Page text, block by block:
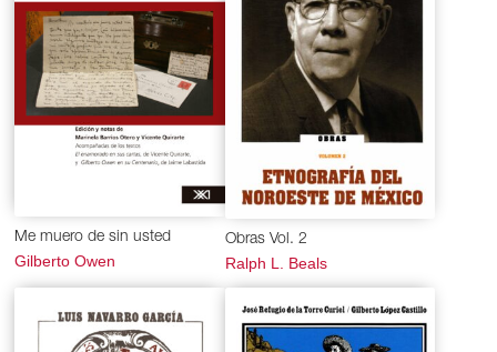
Me muero de sin usted
Gilberto Owen
Obras Vol. 2
Ralph L. Beals